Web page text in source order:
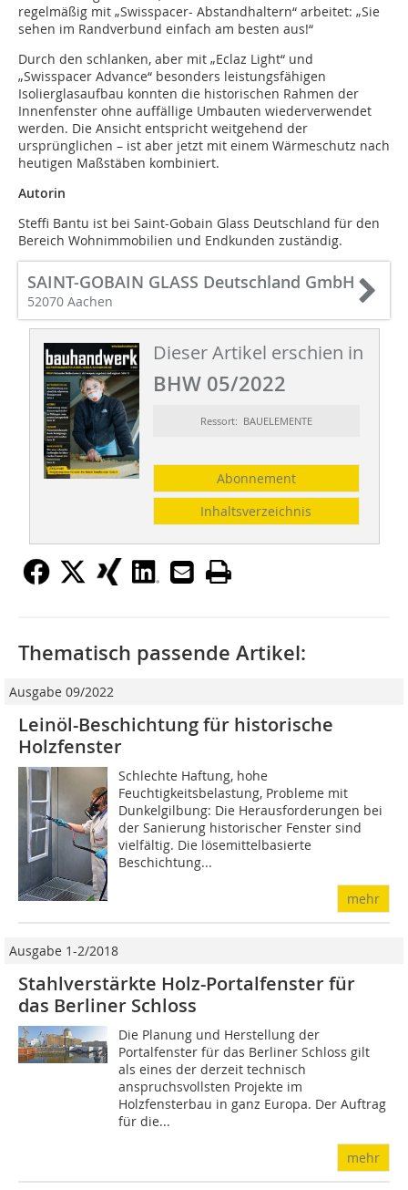
regelmäßig mit „Swisspacer- Abstandhaltern“ arbeitet: „Sie
sehen im Randverbund einfach am besten aus!“
Durch den schlanken, aber mit „Eclaz Light“ und
„Swisspacer Advance“ besonders leistungsfähigen
Isolierglasaufbau konnten die historischen Rahmen der
Innenfenster ohne auffällige Umbauten wiederverwendet
werden. Die Ansicht entspricht weitgehend der
ursprünglichen – ist aber jetzt mit einem Wärmeschutz nach
heutigen Maßstäben kombiniert.
Autorin
Steffi Bantu ist bei Saint-Gobain Glass Deutschland für den
Bereich Wohnimmobilien und Endkunden zuständig.
SAINT-GOBAIN GLASS Deutschland GmbH
52070 Aachen
Dieser Artikel erschien in
BHW 05/2022
Ressort: BAUELEMENTE
Abonnement
Inhaltsverzeichnis
Thematisch passende Artikel:
Ausgabe 09/2022
Leinöl-Beschichtung für historische
Holzfenster
Schlechte Haftung, hohe
Feuchtigkeitsbelastung, Probleme mit
Dunkelgilbung: Die Herausforderungen bei
der Sanierung historischer Fenster sind
vielfältig. Die lösemittelbasierte
Beschichtung...
mehr
Ausgabe 1-2/2018
Stahlverstärkte Holz-Portalfenster für
das Berliner Schloss
Die Planung und Herstellung der
Portalfenster für das Berliner Schloss gilt
als eines der derzeit technisch
anspruchsvollsten Projekte im
Holzfensterbau in ganz Europa. Der Auftrag
für die...
mehr